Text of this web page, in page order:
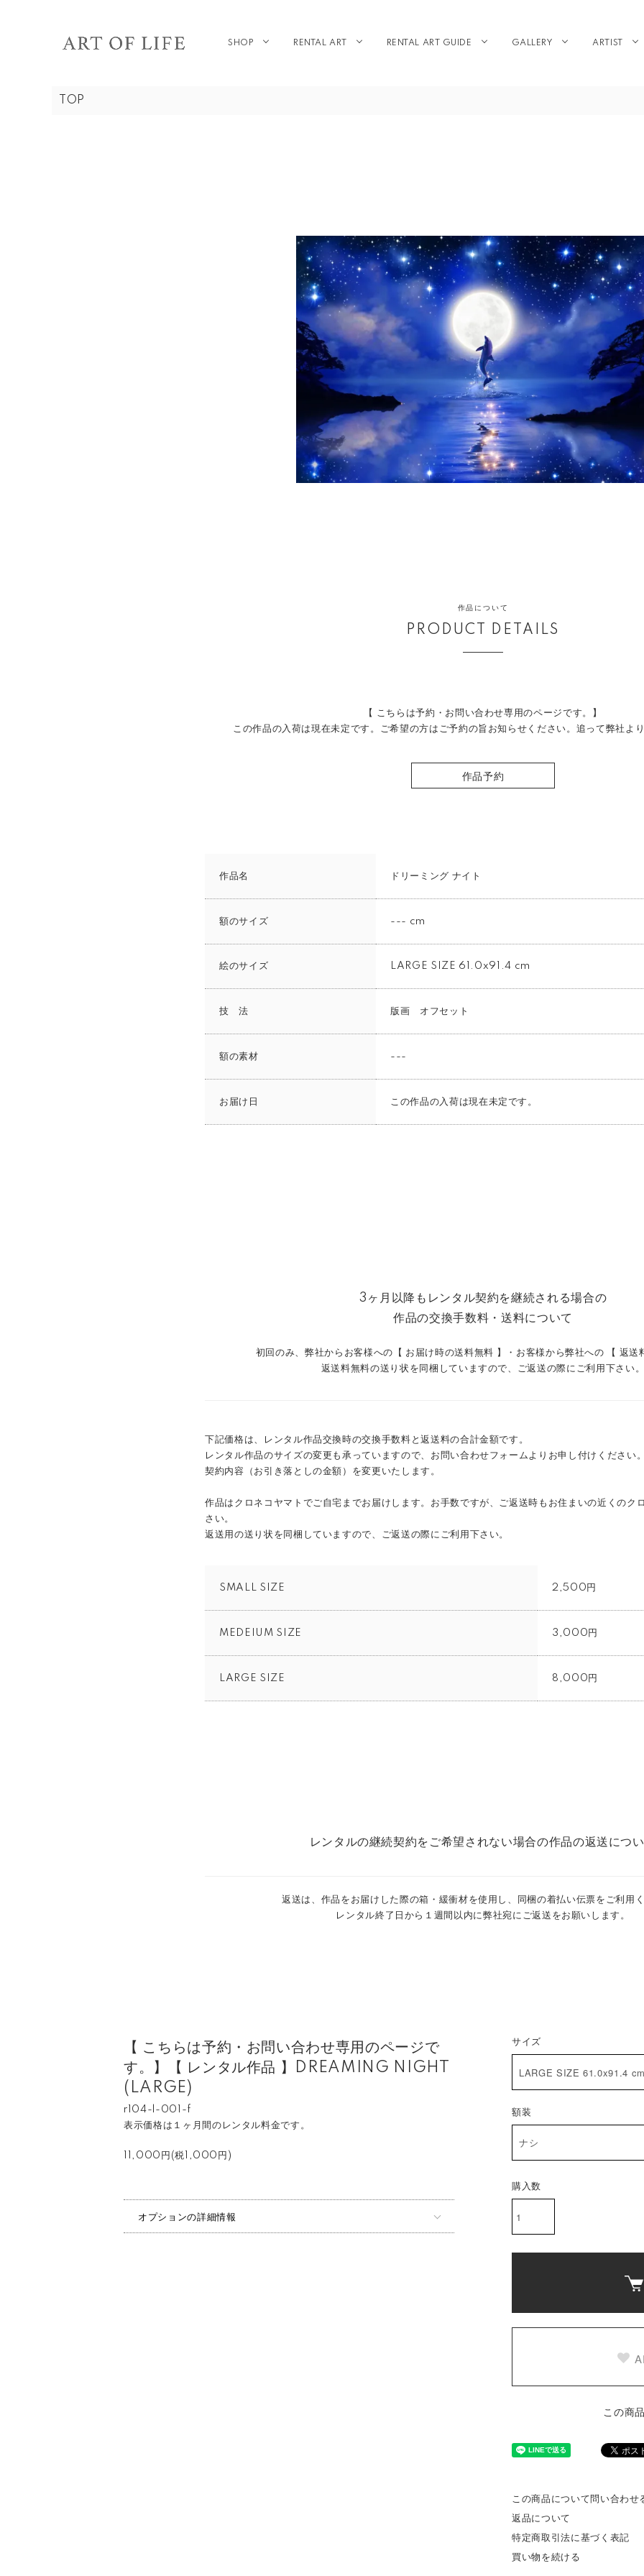
SHOP RENTAL ART RENTAL ART GUIDE GALLERY ARTIST
TOP
作品について
PRODUCT DETAILS
【 こちらは予約・お問い合わせ専用のページです。】
この作品の入荷は現在未定です。ご希望の方はご予約の旨お知らせください。追って弊社よ
作品予約
作品名 ドリーミング ナイト
額のサイズ --- cm
絵のサイズ LARGE SIZE 61.0x91.4 cm
技 法 版画 オフセット
額の素材 ---
お届け日 この作品の入荷は現在未定です。
3ヶ月以降もレンタル契約を継続される場合の
作品の交換手数料・送料について
初回のみ、弊社からお客様への【 お届け時の送料無料 】・お客様から弊社への 【 返送
返送料無料の送り状を同梱していますので、ご返送の際にご利用下さい。
下記価格は、レンタル作品交換時の交換手数料と返送料の合計金額です。
レンタル作品のサイズの変更も承っていますので、お問い合わせフォームよりお申し付けください
契約内容（お引き落としの金額）を変更いたします。
作品はクロネコヤマトでご自宅までお届けします。お手数ですが、ご返送時もお住まいの近くのク
さい。
返送用の送り状を同梱していますので、ご返送の際にご利用下さい。
SMALL SIZE 2,500円
MEDEIUM SIZE 3,000円
LARGE SIZE 8,000円
レンタルの継続契約をご希望されない場合の作品の返送につ
返送は、作品をお届けした際の箱・緩衝材を使用し、同梱の着払い伝票をご利用く
レンタル終了日から１週間以内に弊社宛にご返送をお願いします。
【 こちらは予約・お問い合わせ専用のページで
す。】【 レンタル作品 】DREAMING NIGHT
(LARGE)
r104-l-001-f
表示価格は１ヶ月間のレンタル料金です。
11,000円(税1,000円)
オプションの詳細情報
サイズ
額装
購入数
この商
この商品について問い合わせ
返品について
特定商取引法に基づく表記
買い物を続ける